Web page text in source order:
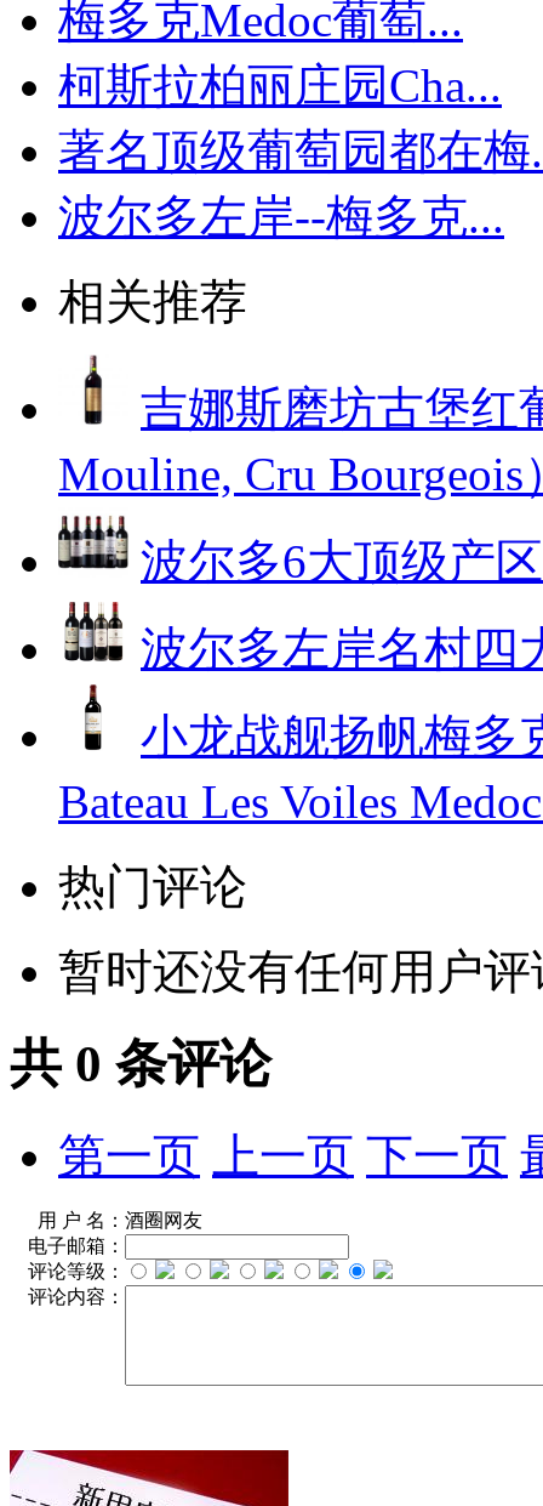
梅多克Medoc葡萄...
柯斯拉柏丽庄园Cha...
著名顶级葡萄园都在梅
波尔多左岸--梅多克...
相关推荐
吉娜斯磨坊古堡红
Mouline, Cru Bourgeois
波尔多6大顶级产
波尔多左岸名村四
小龙战舰扬帆梅多
Bateau Les Voiles
热门评论
暂时还没有任何用户评
共 0 条评论
第一页 上一页 下一页
用 户 名： 酒圈网友
电子邮箱：
评论等级：
评论内容：